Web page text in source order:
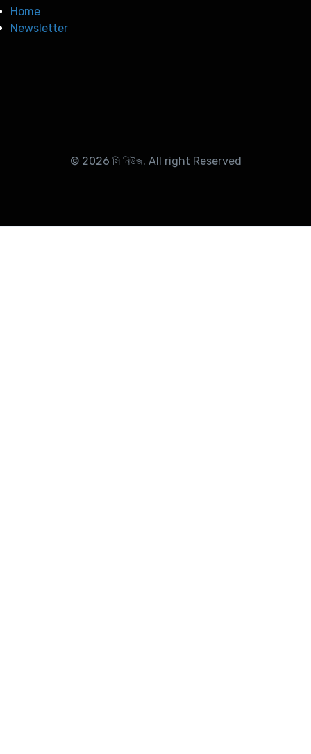
Home
Newsletter
© 2026 সি নিউজ. All right Reserved